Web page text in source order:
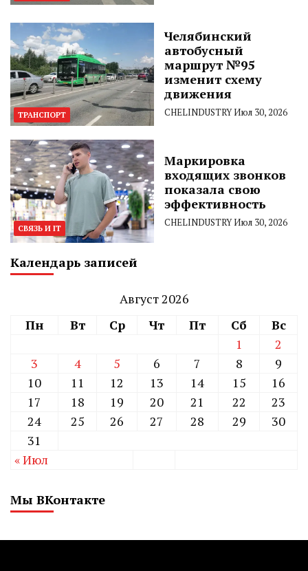
ТРАНСПОРТ
Челябинский
автобусный
маршрут №95
изменит схему
движения
CHELINDUSTRYИюл 30, 2026
СВЯЗЬ И IT
Маркировка
входящих звонков
показала свою
эффективность
CHELINDUSTRYИюл 30, 2026
Календарь записей
Август 2026
Пн
Вт Ср Чт Пт Сб
Вс
1
2
3
4 5 6 7 8
9
10
11 12 13 14 15
16
17
18 19 20 21 22
23
24
25 26 27 28 29
30
31
« Июл
Мы ВКонтакте